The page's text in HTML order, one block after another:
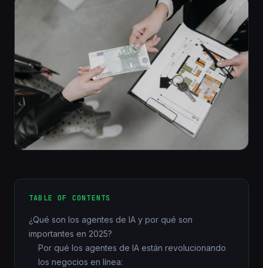
TABLE OF CONTENTS
¿Qué son los agentes de IA y por qué son
importantes en 2025?
Por qué los agentes de IA están revolucionando
los negocios en línea: